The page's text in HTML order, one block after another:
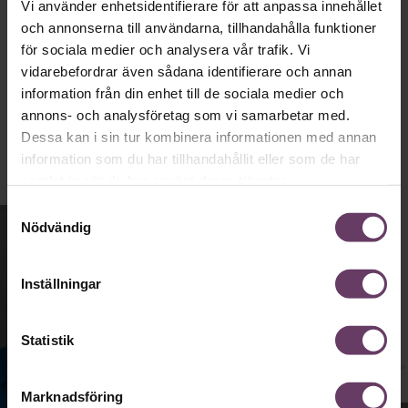
Vi använder enhetsidentifierare för att anpassa innehållet
och annonserna till användarna, tillhandahålla funktioner
för sociala medier och analysera vår trafik. Vi
vidarebefordrar även sådana identifierare och annan
information från din enhet till de sociala medier och
annons- och analysföretag som vi samarbetar med.
Dessa kan i sin tur kombinera informationen med annan
information som du har tillhandahållit eller som de har
Samtyckesval
Nödvändig
Inställningar
Statistik
Marknadsföring
Ledarskap
Text:
Fredrik Kullberg
Publicerad2026-08-03